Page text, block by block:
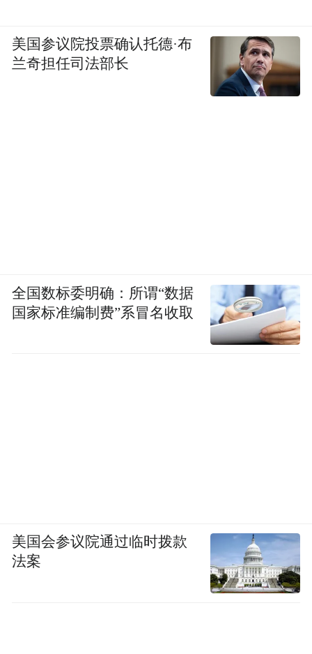
美国参议院投票确认托德·布
兰奇担任司法部长
全国数标委明确：所谓“数据
国家标准编制费”系冒名收取
美国会参议院通过临时拨款
法案